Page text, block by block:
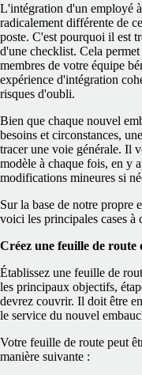
L'intégration d'un employé
radicalement différente de
poste. C'est pourquoi il est
d'une checklist. Cela
membres de votre équipe
expérience d'intégration
risques d'oubli.
Bien que chaque nouvel
besoins et circonstances,
tracer une voie générale. Il
modèle à chaque fois, en y
modifications mineures si
Sur la base de notre propre
voici les principales cases à
Créez une feuille de route
Établissez une feuille de
les principaux objectifs,
devrez couvrir. Il doit être
le service du nouvel
Votre feuille de route peut
manière suivante :